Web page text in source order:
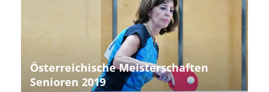
Österreichische Meisterschaften
Senioren 2019